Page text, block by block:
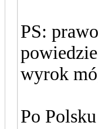
PS:
wyrok
Po